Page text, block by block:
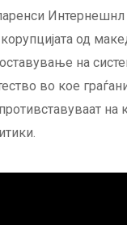
од
на
во кое
на